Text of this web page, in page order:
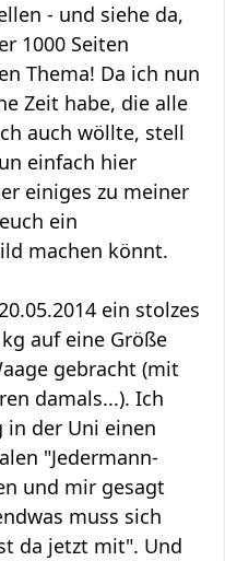
- und siehe da,
1000 Seiten
Thema! Da ich nun
Zeit habe, die alle
auch wöllte, stell
einfach hier
einiges zu meiner
ein
machen könnt.
ein stolzes
auf eine Größe
gebracht (mit
damals...). Ich
in der Uni einen
"Jedermann-
und mir gesagt
muss sich
da jetzt mit". Und